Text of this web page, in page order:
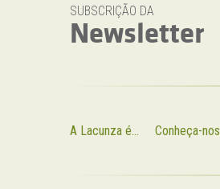
SUBSCRIÇÃO DA
Newsletter
A Lacunza é... Conheça-nos